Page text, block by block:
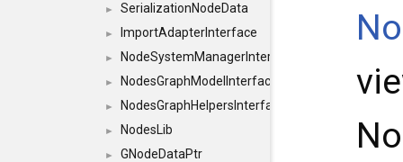
► SerializationNodeData
► ImportAdapterInterface
► NodeSystemManagerInterface
► NodesGraphModelInterface
► NodesGraphHelpersInterface
► NodesLib
► GNodeDataPtr